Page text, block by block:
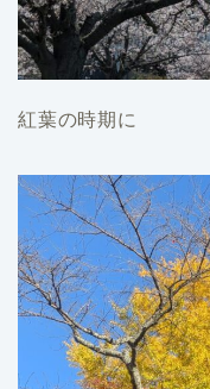
紅葉の時期に